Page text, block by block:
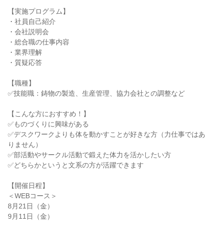
【実施プログラム】
・社員自己紹介
・会社説明会
・総合職の仕事内容
・業界理解
・質疑応答
【職種】
✅技能職：鋳物の製造、生産管理、協力会社との調整など
【こんな方におすすめ！】
✅ものづくりに興味がある
✅デスクワークよりも体を動かすことが好きな方（力仕事ではあ
りません）
✅部活動やサークル活動で鍛えた体力を活かしたい方
✅どちらかというと文系の方が活躍できます
【開催日程】
＜WEBコース＞
8月21日（金）
9月11日（金）